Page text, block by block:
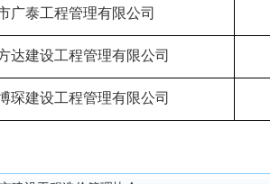
广泰工程管理有限公司
达建设工程管理有限公司
琛建设工程管理有限公司